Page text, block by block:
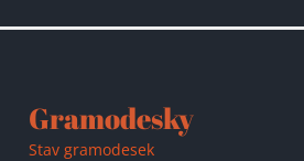
Gramodesky
Stav gramodesek